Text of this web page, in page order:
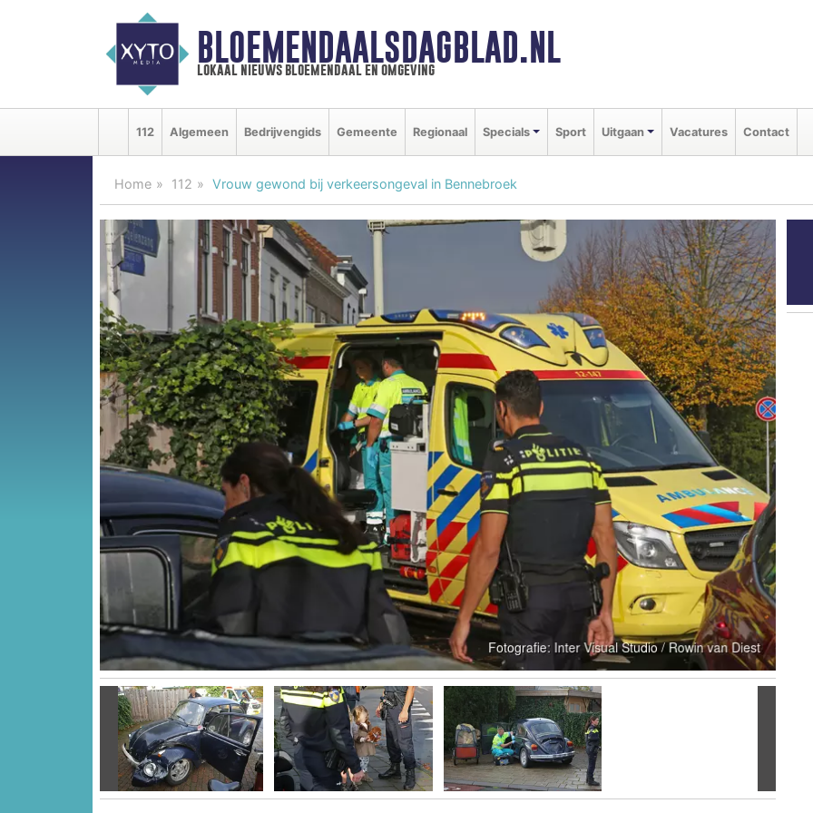
BLOEMENDAALSDAGBLAD.NL
lokaal nieuws bloemendaal en omgeving
112 Algemeen Bedrijvengids Gemeente Regionaal Specials Sport Uitgaan Vacatures Contact
Home 112 Vrouw gewond bij verkeersongeval in Bennebroek
Vorige